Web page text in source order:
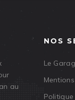
au
NOS
Le